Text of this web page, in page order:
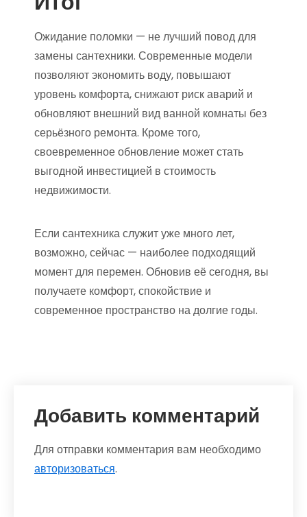
Ожидание поломки — не лучший повод для
замены сантехники. Современные модели
позволяют экономить воду, повышают
уровень комфорта, снижают риск аварий и
обновляют внешний вид ванной комнаты без
серьёзного ремонта. Кроме того,
своевременное обновление может стать
выгодной инвестицией в стоимость
недвижимости.
Если сантехника служит уже много лет,
возможно, сейчас — наиболее подходящий
момент для перемен. Обновив её сегодня, вы
получаете комфорт, спокойствие и
современное пространство на долгие годы.
Добавить комментарий
Для отправки комментария вам необходимо
авторизоваться.